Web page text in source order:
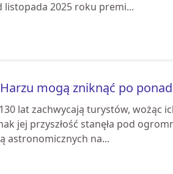
2025 roku premi...
mogą zniknąć po
lat zachwycają turystów, wożąc
jej przyszłość stanęła pod
astronomicznych na...